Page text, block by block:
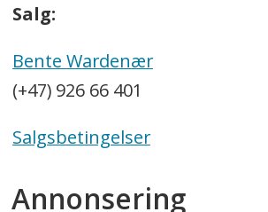
Salg:
Bente Wardenær
(+47) 926 66 401
Salgsbetingelser
Annonsering